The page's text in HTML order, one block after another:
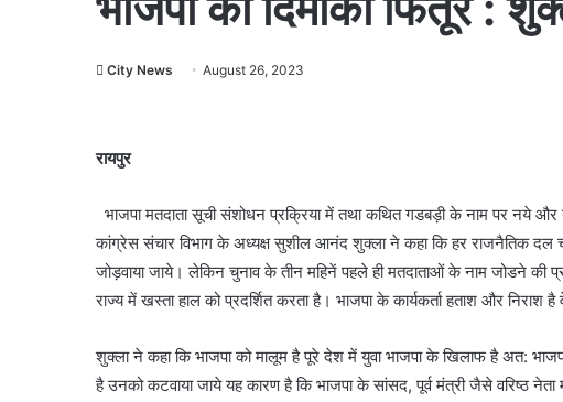
City News August 26, 2023
रायपुर
भाजपा मतदाता सूची संशोधन प्रक्रिया में तथा कथित गडबड़ी के नाम पर नये
कांग्रेस संचार विभाग के अध्यक्ष सुशील आनंद शुक्ला ने कहा कि हर राजनैतिक दल
जोड़वाया जाये। लेकिन चुनाव के तीन महिनें पहले ही मतदाताओं के नाम जोडने की
राज्य में खस्ता हाल को प्रदर्शित करता है। भाजपा के कार्यकर्ता हताश और निराश है
शुक्ला ने कहा कि भाजपा को मालूम है पूरे देश में युवा भाजपा के खिलाफ है अत:
है उनको कटवाया जाये यह कारण है कि भाजपा के सांसद, पूर्व मंत्री जैसे वरिष्ठ